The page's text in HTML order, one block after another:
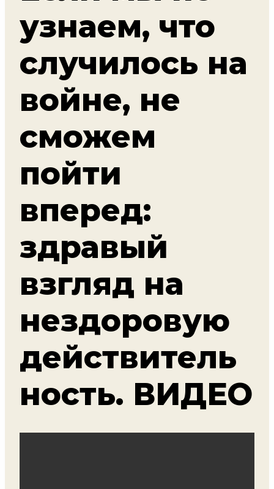
узнаем, что
случилось на
войне, не
сможем
пойти
вперед:
здравый
взгляд на
нездоровую
действитель
ность. ВИДЕО